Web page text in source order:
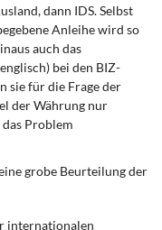
dann IDS. Selbst
Anleihe wird so
auch das
bei den BIZ-
sie für die Frage der
der Währung nur
Problem
grobe Beurteilung der
internationalen